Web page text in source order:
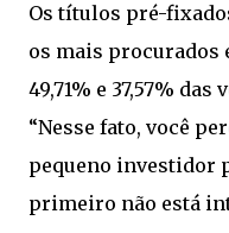
Os títulos pré-
os mais procurados
49,71% e 37,57%
“Nesse fato, você
pequeno investidor
primeiro não está